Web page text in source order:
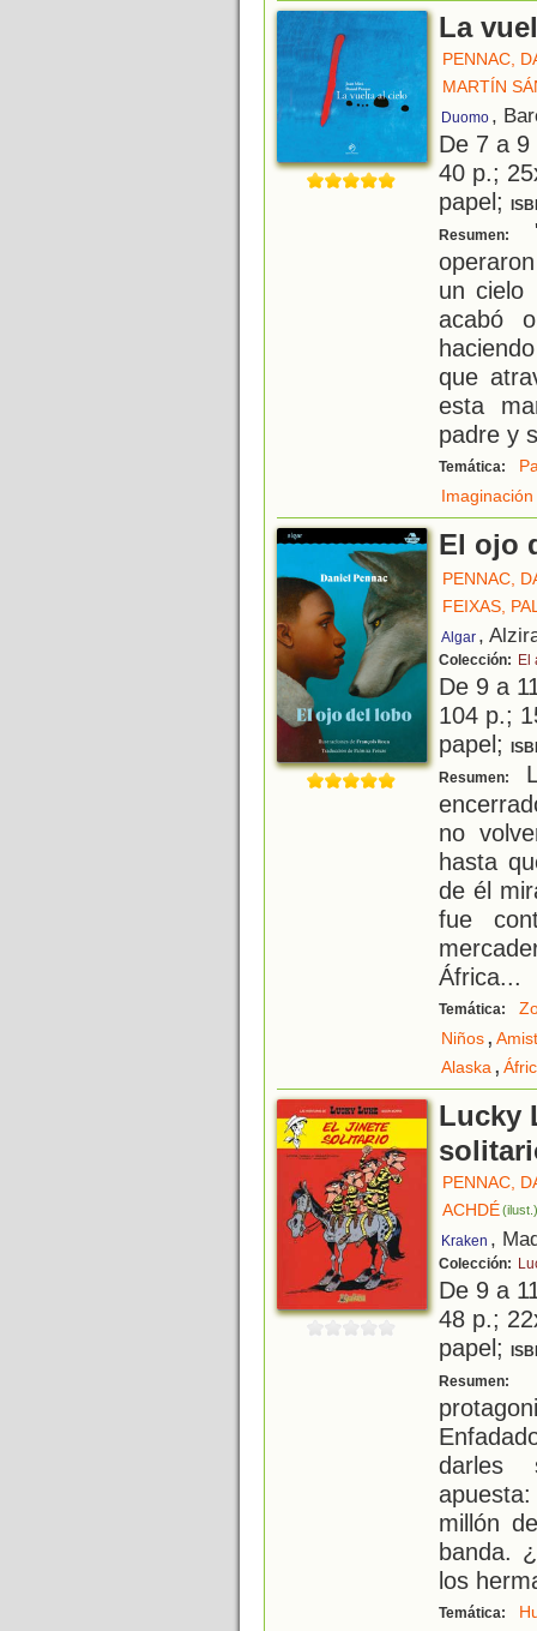
La
PENNAC,
MARTÍN
Duomo ,
De 7 a
40 p.;
papel;
Resumen:
un cielo
acabó
que
esta
padre y
Temática:
Imaginación
El ojo
PENNAC,
FEIXAS,
Algar ,
Colección: El
De 9 a
104 p.;
papel;
Resumen:
no
hasta
de él
fue
África...
Temática:
Niños,
Alaska,
Lucky
PENNAC,
ACHDÉ
Kraken ,
Colección:
De 9 a
48 p.;
papel;
Resumen:
darles
millón
banda.
los
Temática: